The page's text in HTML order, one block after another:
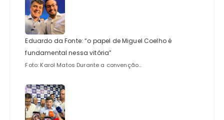
Eduardo da Fonte: “o papel de Miguel Coelho é
fundamental nessa vitória”
Foto: Karol Matos Durante a convenção...